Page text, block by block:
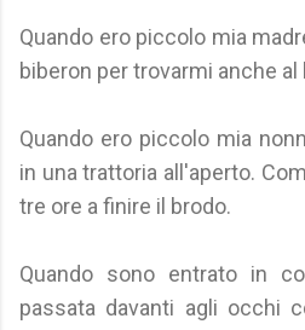
Quando ero piccolo mia
biberon per trovarmi anche al
Quando ero piccolo mia
in una trattoria all'aperto.
tre ore a finire il brodo.
Quando sono entrato in
passata davanti agli occhi